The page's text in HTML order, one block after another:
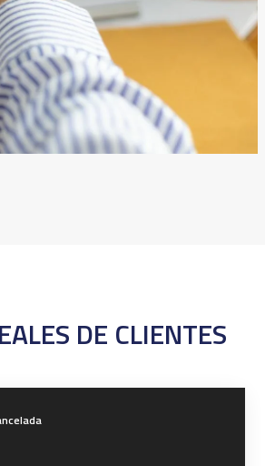
DE CLIENTES